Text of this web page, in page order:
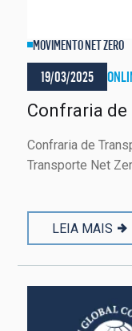
MOVIMENTO NET ZERO
19/03/2025
Confraria
Confraria de
Transporte Net
LEIA MAIS